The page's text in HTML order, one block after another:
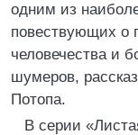
одним из
повествующих о
человечества и
шумеров,
Потопа.
В серии